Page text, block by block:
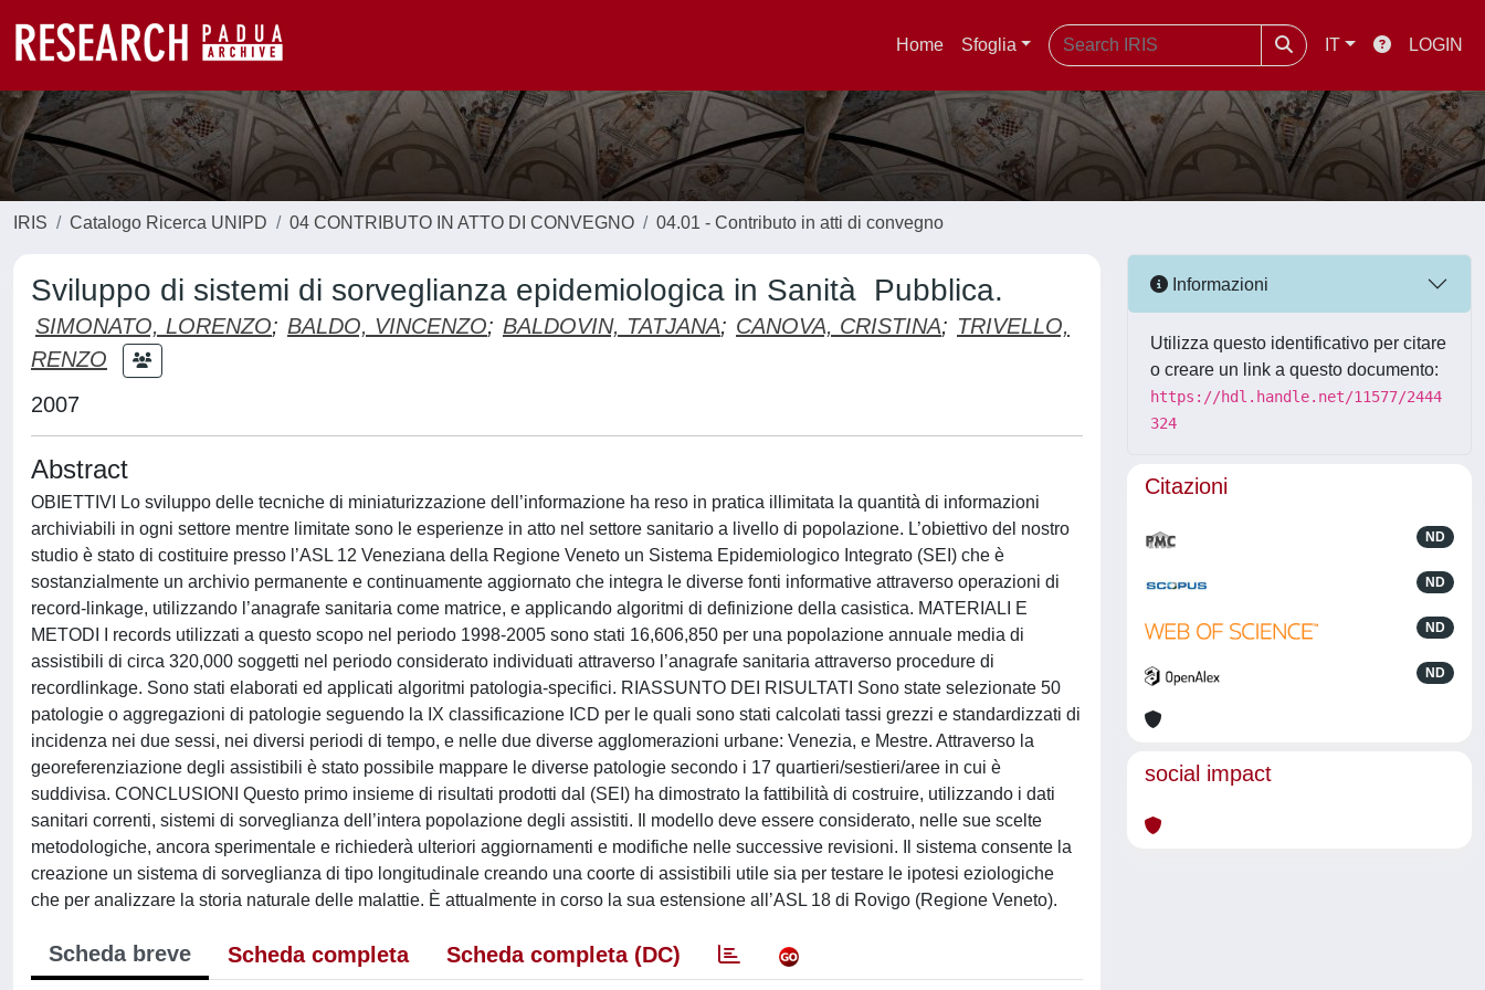
Home Sfoglia IT LOGIN
IRIS Catalogo Ricerca UNIPD 04 CONTRIBUTO IN ATTO DI CONVEGNO 04.01 - Contributo in atti di convegno
Sviluppo di sistemi di sorveglianza epidemiologica in Sanità Pubblica.
SIMONATO, LORENZO; BALDO, VINCENZO; BALDOVIN, TATJANA; CANOVA, CRISTINA; TRIVELLO,
RENZO
2007
Abstract
OBIETTIVI Lo sviluppo delle tecniche di miniaturizzazione dell’informazione ha reso in pratica illimitata la quantità di informazioni
archiviabili in ogni settore mentre limitate sono le esperienze in atto nel settore sanitario a livello di popolazione. L’obiettivo del nostro
studio è stato di costituire presso l’ASL 12 Veneziana della Regione Veneto un Sistema Epidemiologico Integrato (SEI) che è
sostanzialmente un archivio permanente e continuamente aggiornato che integra le diverse fonti informative attraverso operazioni di
record-linkage, utilizzando l’anagrafe sanitaria come matrice, e applicando algoritmi di definizione della casistica. MATERIALI E
METODI I records utilizzati a questo scopo nel periodo 1998-2005 sono stati 16,606,850 per una popolazione annuale media di
assistibili di circa 320,000 soggetti nel periodo considerato individuati attraverso l’anagrafe sanitaria attraverso procedure di
recordlinkage. Sono stati elaborati ed applicati algoritmi patologia-specifici. RIASSUNTO DEI RISULTATI Sono state selezionate 50
patologie o aggregazioni di patologie seguendo la IX classificazione ICD per le quali sono stati calcolati tassi grezzi e standardizzati di
incidenza nei due sessi, nei diversi periodi di tempo, e nelle due diverse agglomerazioni urbane: Venezia, e Mestre. Attraverso la
georeferenziazione degli assistibili è stato possibile mappare le diverse patologie secondo i 17 quartieri/sestieri/aree in cui è
suddivisa. CONCLUSIONI Questo primo insieme di risultati prodotti dal (SEI) ha dimostrato la fattibilità di costruire, utilizzando i dati
sanitari correnti, sistemi di sorveglianza dell’intera popolazione degli assistiti. Il modello deve essere considerato, nelle sue scelte
metodologiche, ancora sperimentale e richiederà ulteriori aggiornamenti e modifiche nelle successive revisioni. Il sistema consente la
creazione un sistema di sorveglianza di tipo longitudinale creando una coorte di assistibili utile sia per testare le ipotesi eziologiche
che per analizzare la storia naturale delle malattie. È attualmente in corso la sua estensione all’ASL 18 di Rovigo (Regione Veneto).
Scheda breve Scheda completa Scheda completa (DC)
Informazioni
Utilizza questo identificativo per citare
o creare un link a questo documento:
https://hdl.handle.net/11577/2444
324
Citazioni
ND
ND
ND
ND
social impact